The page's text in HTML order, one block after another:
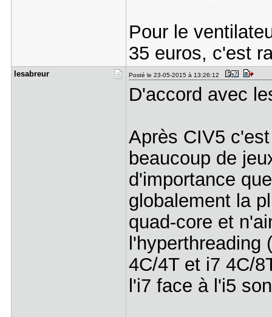
Pour le
35 euros, c'est
lesabreur Posté le 23-05-2015 à 13:26:12
D'accord avec
Après CIV5
beaucoup de
d'importance
globalement la
quad-core et
l'hyperthreading
4C/4T et i7 4C/
l'i7 face à l'i5